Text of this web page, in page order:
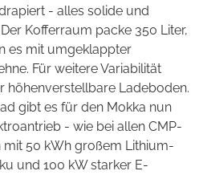
- alles solide und
Der Kofferraum packe 350 Liter,
es mit umgeklappter
Für weitere Variabilität
höhenverstellbare Ladeboden.
gibt es für den Mokka nun
- wie bei allen CMP-
mit 50 kWh großem Lithium-
und 100 kW starker E-